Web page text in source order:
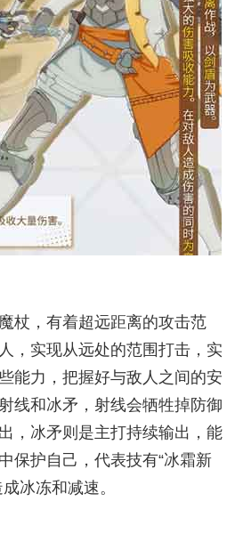
杖，有着超远距离的攻击范
，实现从远处的范围打击，实
能力，把握好与敌人之间的安
线和冰矛，射线会牺牲掉防御
，冰矛则是主打持续输出，能
保护自己，代表技有“冰霜新
冰冻和减速。